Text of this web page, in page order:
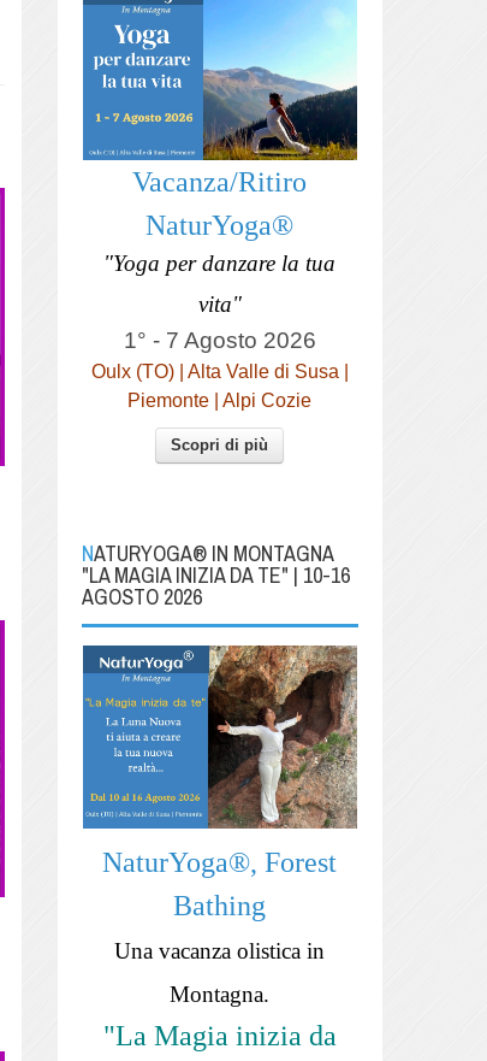
Vacanza/Ritiro
NaturYoga®
"Yoga per danzare la tua
vita"
1° - 7 Agosto 2026
Oulx (TO) | Alta Valle di Susa |
Piemonte | Alpi Cozie
Scopri di più
NATURYOGA® IN MONTAGNA
"LA MAGIA INIZIA DA TE" | 10-16
AGOSTO 2026
NaturYoga®, Forest
Bathing
Una vacanza olistica in
Montagna.
"La Magia inizia da